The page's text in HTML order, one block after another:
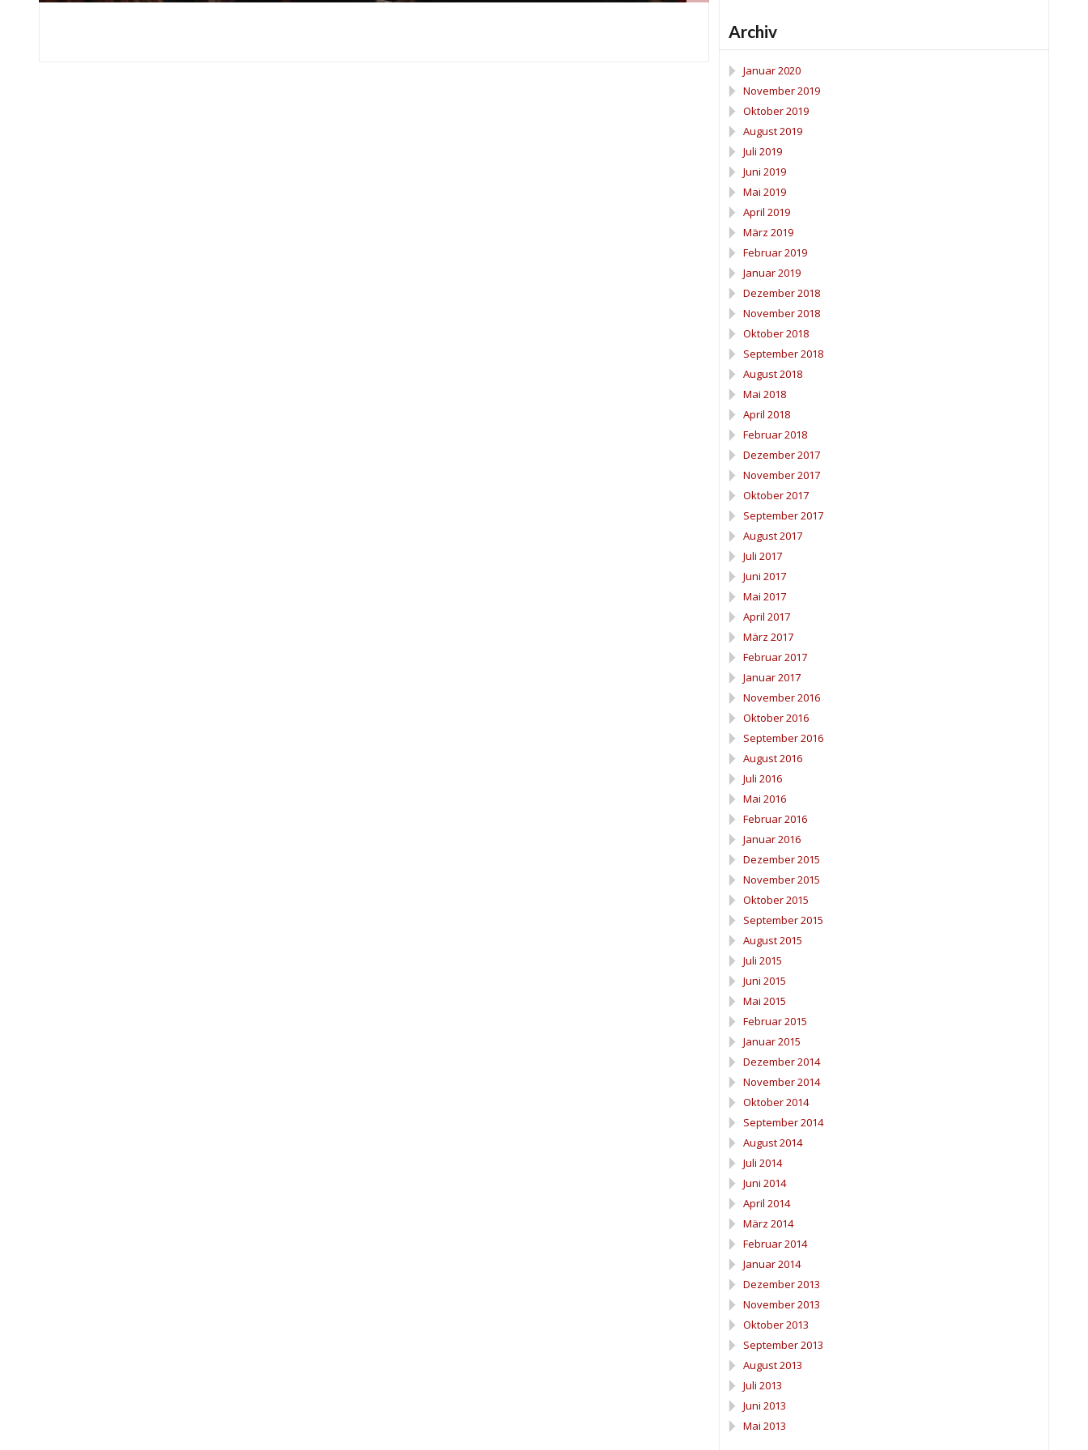
Archiv
Januar 2020
November 2019
Oktober 2019
August 2019
Juli 2019
Juni 2019
Mai 2019
April 2019
März 2019
Februar 2019
Januar 2019
Dezember 2018
November 2018
Oktober 2018
September 2018
August 2018
Mai 2018
April 2018
Februar 2018
Dezember 2017
November 2017
Oktober 2017
September 2017
August 2017
Juli 2017
Juni 2017
Mai 2017
April 2017
März 2017
Februar 2017
Januar 2017
November 2016
Oktober 2016
September 2016
August 2016
Juli 2016
Mai 2016
Februar 2016
Januar 2016
Dezember 2015
November 2015
Oktober 2015
September 2015
August 2015
Juli 2015
Juni 2015
Mai 2015
Februar 2015
Januar 2015
Dezember 2014
November 2014
Oktober 2014
September 2014
August 2014
Juli 2014
Juni 2014
April 2014
März 2014
Februar 2014
Januar 2014
Dezember 2013
November 2013
Oktober 2013
September 2013
August 2013
Juli 2013
Juni 2013
Mai 2013